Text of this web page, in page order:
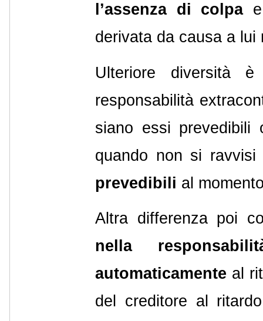
l’assenza di colpae
derivata da causa a lui
Ulteriore diversità
responsabilità
siano essi
quando non si
prevedibili al
Altra differenza poi
nella
automaticamente al
del creditore al